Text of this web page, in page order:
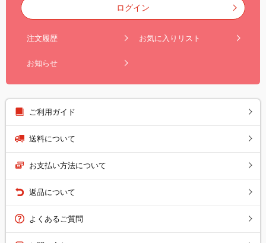
ログイン
注文履歴 お気に入りリスト
お知らせ
ご利用ガイド
送料について
お支払い方法について
返品について
よくあるご質問